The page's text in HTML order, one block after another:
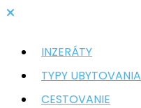
INZERÁTY
TYPY UBYTOVANIA
CESTOVANIE